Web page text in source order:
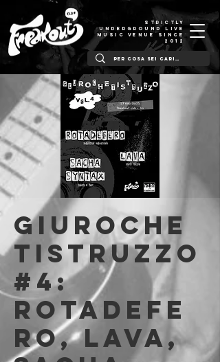
STRICTLY
UNDERGROUND LIVE
MUSIC VENUE SINCE
2012
giuroche
tistruzzo
#4:
Rotadefe
ro, Lava,